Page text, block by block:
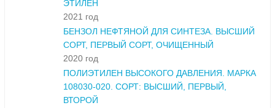
ЭТИЛЕН
2021 год
БЕНЗОЛ НЕФТЯНОЙ ДЛЯ СИНТЕЗА. ВЫСШИЙ
СОРТ, ПЕРВЫЙ СОРТ, ОЧИЩЕННЫЙ
2020 год
ПОЛИЭТИЛЕН ВЫСОКОГО ДАВЛЕНИЯ. МАРКА
108030-020. СОРТ: ВЫСШИЙ, ПЕРВЫЙ,
ВТОРОЙ